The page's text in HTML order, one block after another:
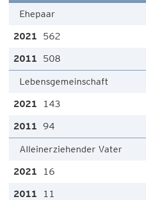
Ehepaar
562
508
Lebensgemeinschaft
143
94
Alleinerziehender Vater
16
11